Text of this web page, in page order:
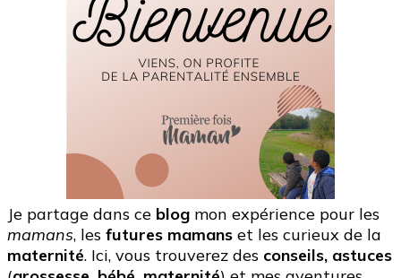
Je partage dans ce blog mon expérience pour les
mamans, les futures mamans et les curieux de la
maternité. Ici, vous trouverez des conseils, astuces